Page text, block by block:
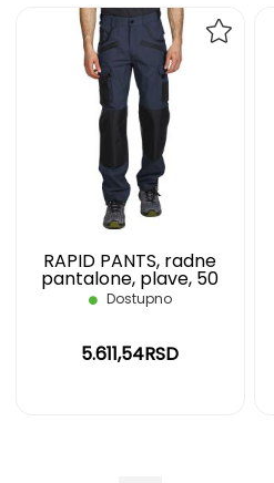
RAPID PANTS, radne
pantalone, plave, 50
Dostupno
5.611,54RSD